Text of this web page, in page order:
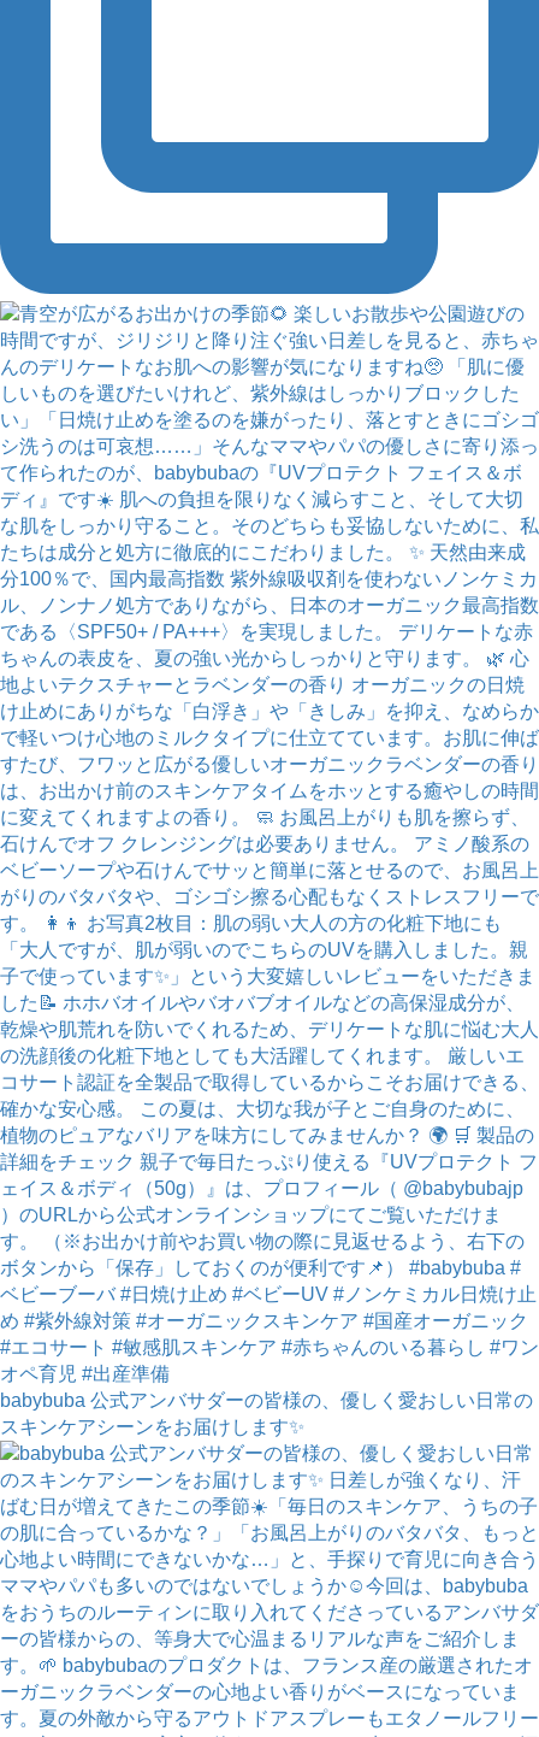
babybuba 公式アンバサダーの皆様の、優しく愛おしい日常の
スキンケアシーンをお届けします✨